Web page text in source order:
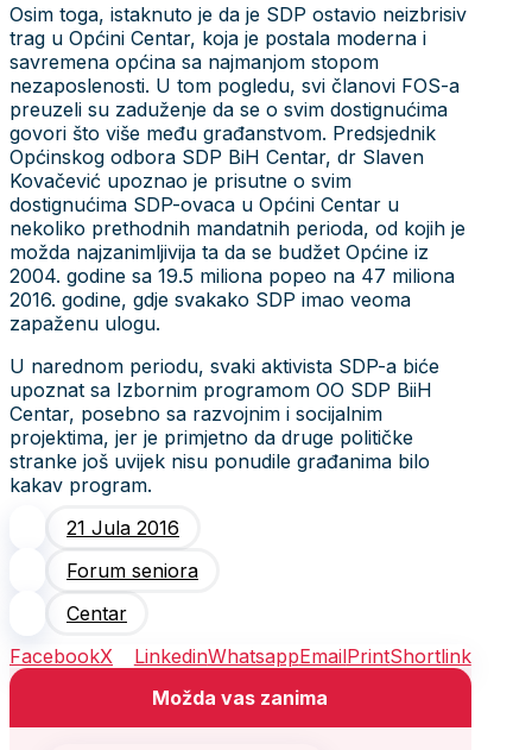
Osim toga, istaknuto je da je SDP ostavio neizbrisiv
trag u Općini Centar, koja je postala moderna i
savremena općina sa najmanjom stopom
nezaposlenosti. U tom pogledu, svi članovi FOS-a
preuzeli su zaduženje da se o svim dostignućima
govori što više među građanstvom. Predsjednik
Općinskog odbora SDP BiH Centar, dr Slaven
Kovačević upoznao je prisutne o svim
dostignućima SDP-ovaca u Općini Centar u
nekoliko prethodnih mandatnih perioda, od kojih je
možda najzanimljivija ta da se budžet Općine iz
2004. godine sa 19.5 miliona popeo na 47 miliona
2016. godine, gdje svakako SDP imao veoma
zapaženu ulogu.
U narednom periodu, svaki aktivista SDP-a biće
upoznat sa Izbornim programom OO SDP BiiH
Centar, posebno sa razvojnim i socijalnim
projektima, jer je primjetno da druge političke
stranke još uvijek nisu ponudile građanima bilo
kakav program.
21 Jula 2016
Forum seniora
Centar
FacebookX LinkedinWhatsappEmailPrintShortlink
Možda vas zanima